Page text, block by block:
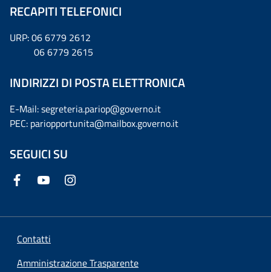
RECAPITI TELEFONICI
URP: 06 6779 2612
06 6779 2615
INDIRIZZI DI POSTA ELETTRONICA
E-Mail: segreteria.pariop@governo.it
PEC: pariopportunita@mailbox.governo.it
SEGUICI SU
Contatti
Amministrazione Trasparente